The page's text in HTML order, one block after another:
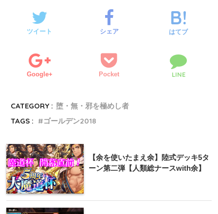
ツイート シェア はてブ
Google+ Pocket LINE
CATEGORY : 堕・無・邪を極めし者
TAGS :
ゴールデン2018
【余を使いたまえ余】陸式デッキ5タ
ーン第二弾【人類総ナースwith余】